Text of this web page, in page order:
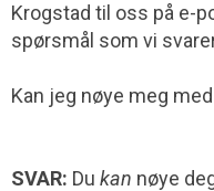
Krogstad til oss på e-
spørsmål som vi
Kan jeg nøye meg
SVAR: Du kan nøye